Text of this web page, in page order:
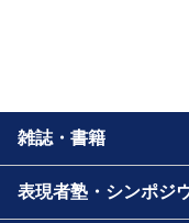
雑誌・書籍
表現者塾・シンポジ